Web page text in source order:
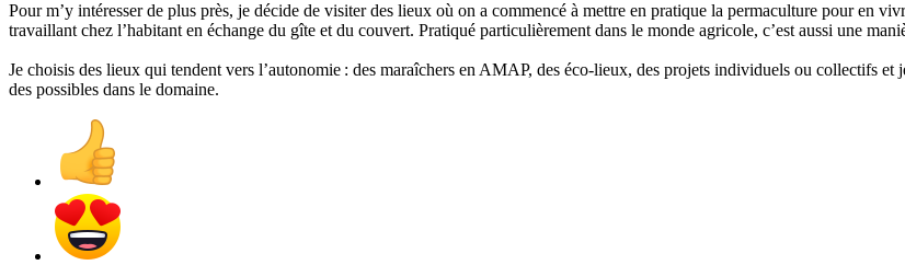
Pour m’y intéresser de plus près, je décide de visiter des lieux où on a commencé à mettre en pratique la permaculture pour en
travaillant chez l’habitant en échange du gîte et du couvert. Pratiqué particulièrement dans le monde agricole, c’est aussi une
Je choisis des lieux qui tendent vers l’autonomie : des maraîchers en AMAP, des éco-lieux, des projets individuels ou collectifs
des possibles dans le domaine.